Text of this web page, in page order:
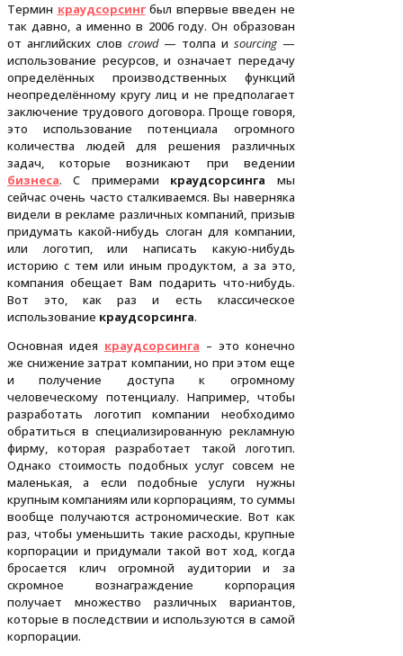
Термин краудсорсингбыл впервые введен не
так давно, а именно в 2006 году. Он образован
от английских слов crowd— толпа и sourcing—
использование ресурсов, и означает передачу
определённых производственных функций
неопределённому кругу лиц и не предполагает
заключение трудового договора. Проще говоря,
это использование потенциала огромного
количества людей для решения различных
задач, которые возникают при ведении
бизнеса. С примерами краудсорсинга мы
сейчас очень часто сталкиваемся. Вы наверняка
видели в рекламе различных компаний, призыв
придумать какой-нибудь слоган для компании,
или логотип, или написать какую-нибудь
историю с тем или иным продуктом, а за это,
компания обещает Вам подарить что-нибудь.
Вот это, как раз и есть классическое
использование краудсорсинга.
Основная идея краудсорсинга – это конечно
же снижение затрат компании, но при этом еще
и получение доступа к огромному
человеческому потенциалу. Например, чтобы
разработать логотип компании необходимо
обратиться в специализированную рекламную
фирму, которая разработает такой логотип.
Однако стоимость подобных услуг совсем не
маленькая, а если подобные услуги нужны
крупным компаниям или корпорациям, то суммы
вообще получаются астрономические. Вот как
раз, чтобы уменьшить такие расходы, крупные
корпорации и придумали такой вот ход, когда
бросается клич огромной аудитории и за
скромное вознаграждение корпорация
получает множество различных вариантов,
которые в последствии и используются в самой
корпорации.